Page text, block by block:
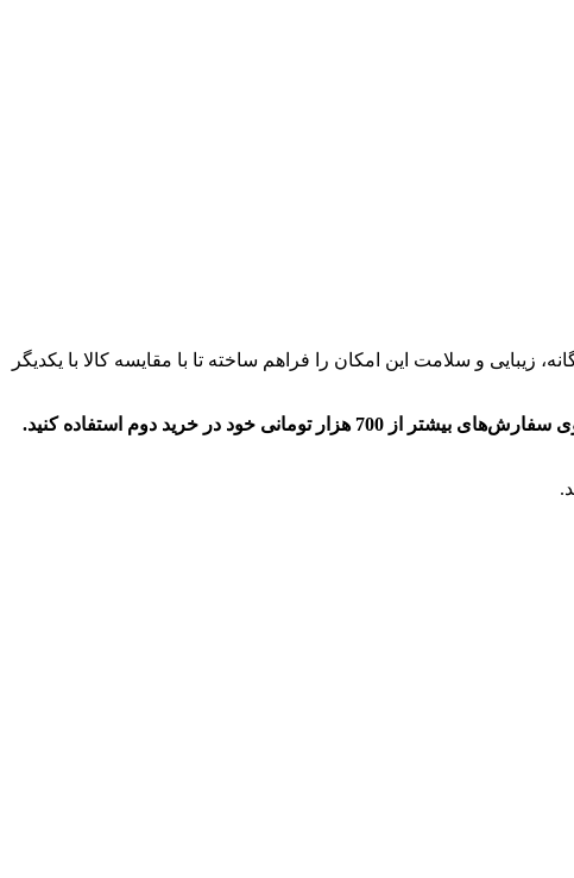
زیبایی و سلامت این امکان را فراهم ساخته تا با مقایسه کالا با یکدیگر
درحال حاضر دیجی استایل برای شما که خرید دوم خود را می‌خواهید انجام دهید کد تخفیف 200 هزار تومانی ارائه کرده و می‌توانید بر روی سفارش‌های بیشتر از 700 هزار تومانی خود در خرید دوم استفاده کنید.